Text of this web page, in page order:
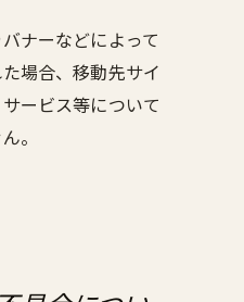
ナーなどによって
場合、移動先サイ
ービス等について
。